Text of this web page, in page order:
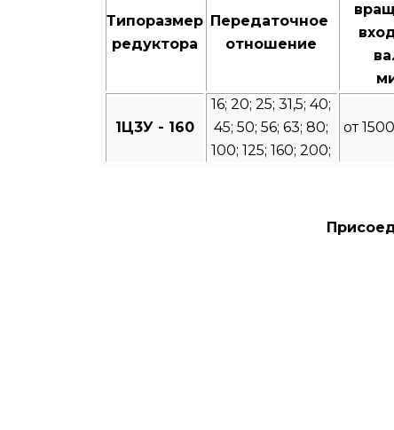
Типоразмер
редуктора
Передаточное
отношение
1Ц3У - 160
16; 20; 25; 31,5; 40;
45; 50; 56; 63; 80;
100; 125; 160; 200;
от